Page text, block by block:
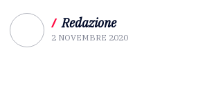
/ Redazione
2 NOVEMBRE 2020